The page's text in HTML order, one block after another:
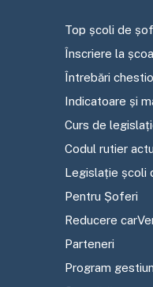
Top școli de
Înscriere la
Întrebări
Indicatoare și
Curs de
Codul rutier
Legislație școli
Pentru Șoferi
Reducere
Parteneri
Program